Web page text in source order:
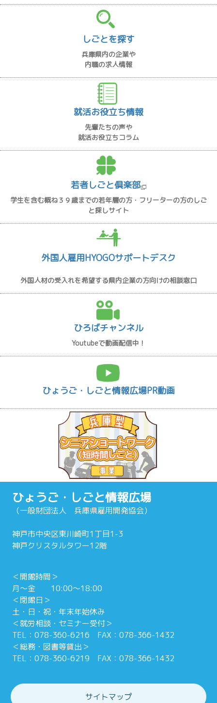
しごとを探す
兵庫県内の企業や
内職の求人情報
就活お役立ち情報
先輩たちの声や
就活お役立ちコラム
若者しごと倶楽部
学生を含む概ね３９歳までの若年層の方・フリーターの方のしご
と探しサイト
外国人雇用HYOGOサポートデスク
外国人材の受入れを希望する県内企業の方向けの相談窓口
ひろばチャンネル
Youtubeで動画配信中！
ひょうご・しごと情報広場PR動画
ひょうご・しごと情報広場
（一般財団法人 兵庫県雇用開発協会）
神戸市中央区東川崎町1丁目1-3
神戸クリスタルタワー12階
＜開館時間＞
月～金 10:00～18:00
＜閉館日＞
土・日・祝・年末年始休み
＜就労相談・セミナー受付＞
TEL：078-360-6216 FAX：078-366-1432
＜総務・図書等貸出＞
TEL：078-360-6219 FAX：078-366-1432
サイトマップ